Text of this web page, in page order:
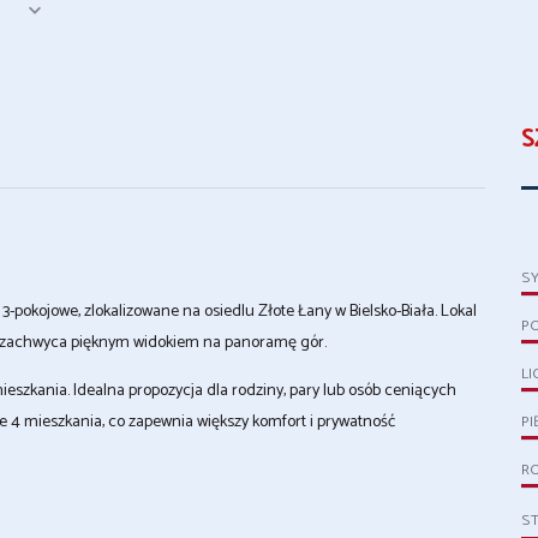
zlokalizowane na osiedlu Złote Łany w Bielsko-Biała. Lokal
pięknym widokiem na panoramę gór.
Idealna propozycja dla rodziny, pary lub osób ceniących
mieszkania, co zapewnia większy komfort i prywatność